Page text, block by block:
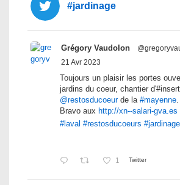
#jardinage
Grégory Vaudolon
21 Avr 2023
Toujours un plaisir les portes
jardins du coeur, chantier
@restosducoeurde la #mayenne
Bravo aux http://xn--salari-gva.es
#laval #restosducoeurs #jardinage
1 Twitter